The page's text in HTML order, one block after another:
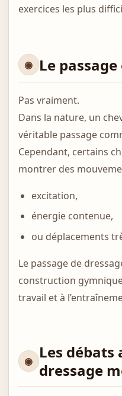
exercices les plus
Le
Pas vraiment.
Dans la nature, un
véritable passage
Cependant, certains
montrer des
excitation,
énergie contenue,
ou déplacements
Le passage de
construction
travail et à
Les
dressage